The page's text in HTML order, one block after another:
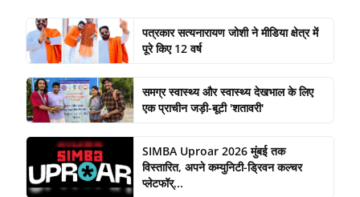
पत्रकार सत्यनारायण जोशी ने मीडिया क्षेत्र में
पूरे किए 12 वर्ष
समग्र स्वास्थ्य और स्वास्थ्य देखभाल के लिए
एक प्राचीन जड़ी-बूटी 'शतावरी'
SIMBA Uproar 2026 मुंबई तक
विस्तारित, अपने कम्युनिटी-ड्रिवन कल्चर
प्लेटफॉर्...